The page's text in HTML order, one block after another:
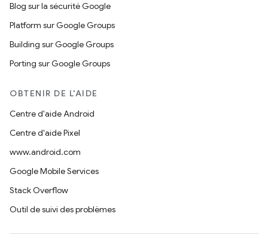
Blog sur la sécurité Google
Platform sur Google Groups
Building sur Google Groups
Porting sur Google Groups
OBTENIR DE L'AIDE
Centre d'aide Android
Centre d'aide Pixel
www.android.com
Google Mobile Services
Stack Overflow
Outil de suivi des problèmes